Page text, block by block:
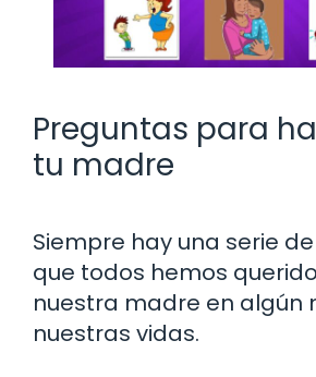
Preguntas para
tu madre
Siempre hay una serie
que todos hemos
nuestra madre en algún
nuestras vidas.